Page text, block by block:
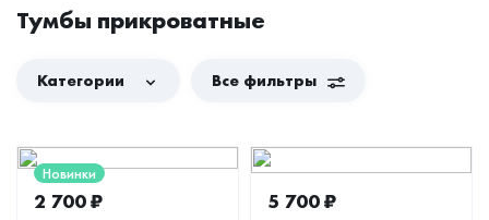
Тумбы прикроватные
Категории Все фильтры
Новинки
2 700₽ 5 700₽